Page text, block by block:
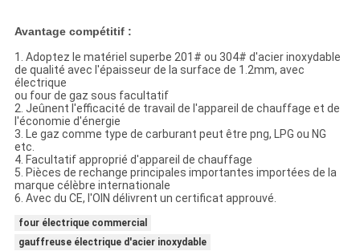
Avantage compétitif :
1. Adoptez le matériel superbe 201# ou 304# d'acier inoxydable
de qualité avec l'épaisseur de la surface de 1.2mm, avec
électrique
ou four de gaz sous facultatif
2. Jeûnent l'efficacité de travail de l'appareil de chauffage et de
l'économie d'énergie
3. Le gaz comme type de carburant peut être png, LPG ou NG
etc.
4. Facultatif approprié d'appareil de chauffage
5. Pièces de rechange principales importantes importées de la
marque célèbre internationale
6. Avec du CE, l'OIN délivrent un certificat approuvé.
four électrique commercial
gauffreuse électrique d'acier inoxydable